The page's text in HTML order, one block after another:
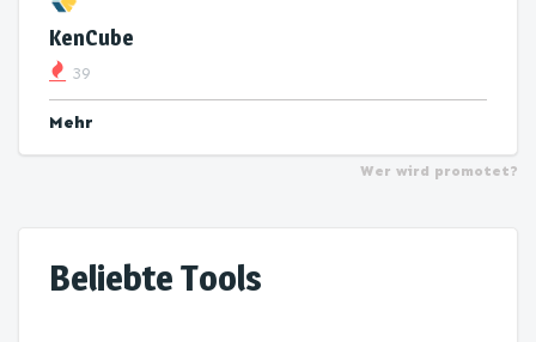
KenCube
39
Mehr
Wer wird promotet?
Beliebte Tools